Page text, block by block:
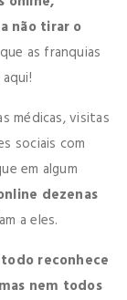
não tirar o
as franquias
médicas, visitas
sociais com
em algum
dezenas
a eles.
reconhece
nem todos